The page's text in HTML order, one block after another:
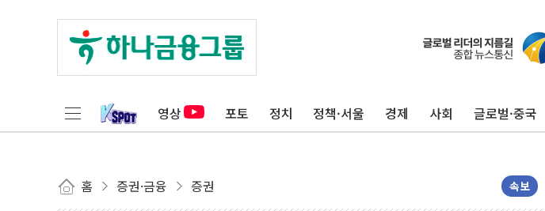
영상 포토 정치 정책·서울 경제 사회 글로벌·중국
홈 증권·금융 증권 속보